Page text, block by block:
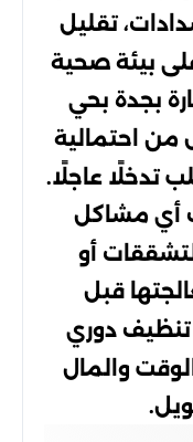
تقليل
على بيئة صحية
بجدة بحي
من احتمالية
تدخلًا عاجلًا.
أي مشاكل
أو
قبل
تنظيف دوري
الوقت والمال